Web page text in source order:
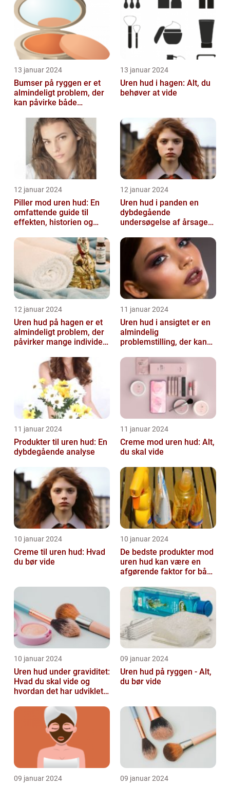
13 januar 2024
Bumser på ryggen er et
almindeligt problem, der
kan påvirke både
13 januar 2024
Uren hud i hagen: Alt, du
behøver at vide
12 januar 2024
Piller mod uren hud: En
omfattende guide til
effekten, historien og
12 januar 2024
Uren hud i panden en
dybdegående
undersøgelse af årsager
12 januar 2024
Uren hud på hagen er et
almindeligt problem, der
påvirker mange individer,
interesse...
11 januar 2024
Uren hud i ansigtet er en
almindelig
problemstilling, der kan
og voksne
11 januar 2024
Produkter til uren hud: En
dybdegående analyse
11 januar 2024
Creme mod uren hud: Alt,
du skal vide
10 januar 2024
Creme til uren hud: Hvad
du bør vide
10 januar 2024
De bedste produkter mod
uren hud kan være en
afgørende faktor for både
lide...
10 januar 2024
Uren hud under graviditet:
Hvad du skal vide og
hvordan det har udviklet
09 januar 2024
Uren hud på ryggen - Alt,
du bør vide
09 januar 2024 09 januar 2024